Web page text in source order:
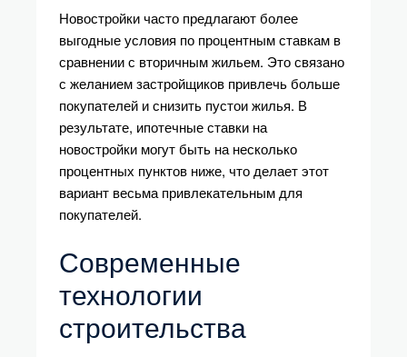
Новостройки часто предлагают более
выгодные условия по процентным ставкам в
сравнении с вторичным жильем. Это связано
с желанием застройщиков привлечь больше
покупателей и снизить пустои жилья. В
результате, ипотечные ставки на
новостройки могут быть на несколько
процентных пунктов ниже, что делает этот
вариант весьма привлекательным для
покупателей.
Современные
технологии
строительства